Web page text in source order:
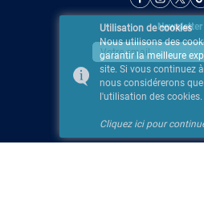
Newsletter
Utilisation de cookies
Nous utilisons des
garantir la meilleure
site. Si vous continuez
nous considérerons
l'utilisation des cookies.
Cliquez ici pour